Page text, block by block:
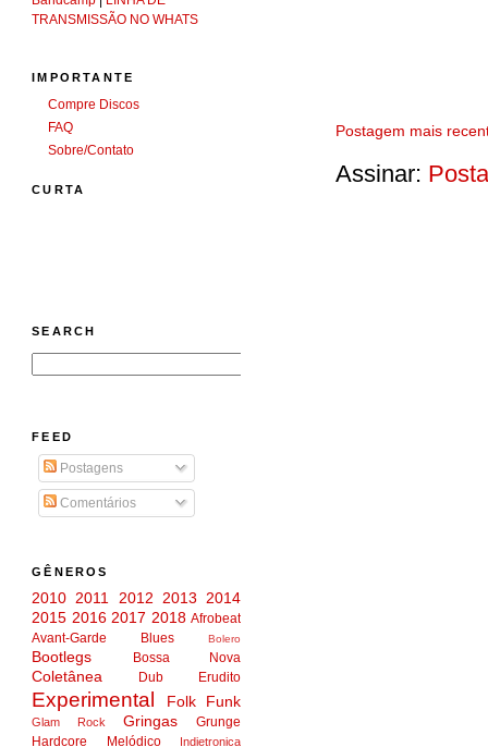
Postagem mais
Assinar:
TRANSMISSÃO NO WHATS
IMPORTANTE
Compre Discos
FAQ
Sobre/Contato
CURTA
SEARCH
FEED
Postagens
Comentários
GÊNEROS
2010 2011 2012 2013 2014
2015 2016 2017 2018 Afrobeat
Avant-Garde
Blues Bolero
Bootlegs Bossa Nova
Coletânea Dub Erudito
Experimental Folk Funk
Glam Rock Gringas
Grunge
Hardcore Melódico
Indietronica